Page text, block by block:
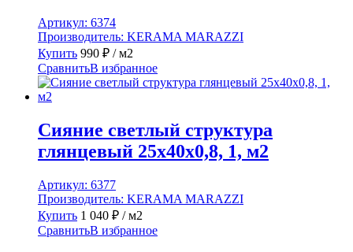
Артикул: 6374
Производитель: KERAMA MARAZZI
Купить 990 ₽ / м2
СравнитьВ избранное
Сияние светлый структура
глянцевый 25x40x0,8, 1, м2
Артикул: 6377
Производитель: KERAMA MARAZZI
Купить 1 040 ₽ / м2
СравнитьВ избранное